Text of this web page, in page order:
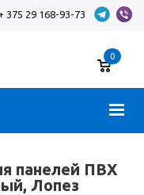
375 29 168-93-73
0
панелей ПВХ
Лопез